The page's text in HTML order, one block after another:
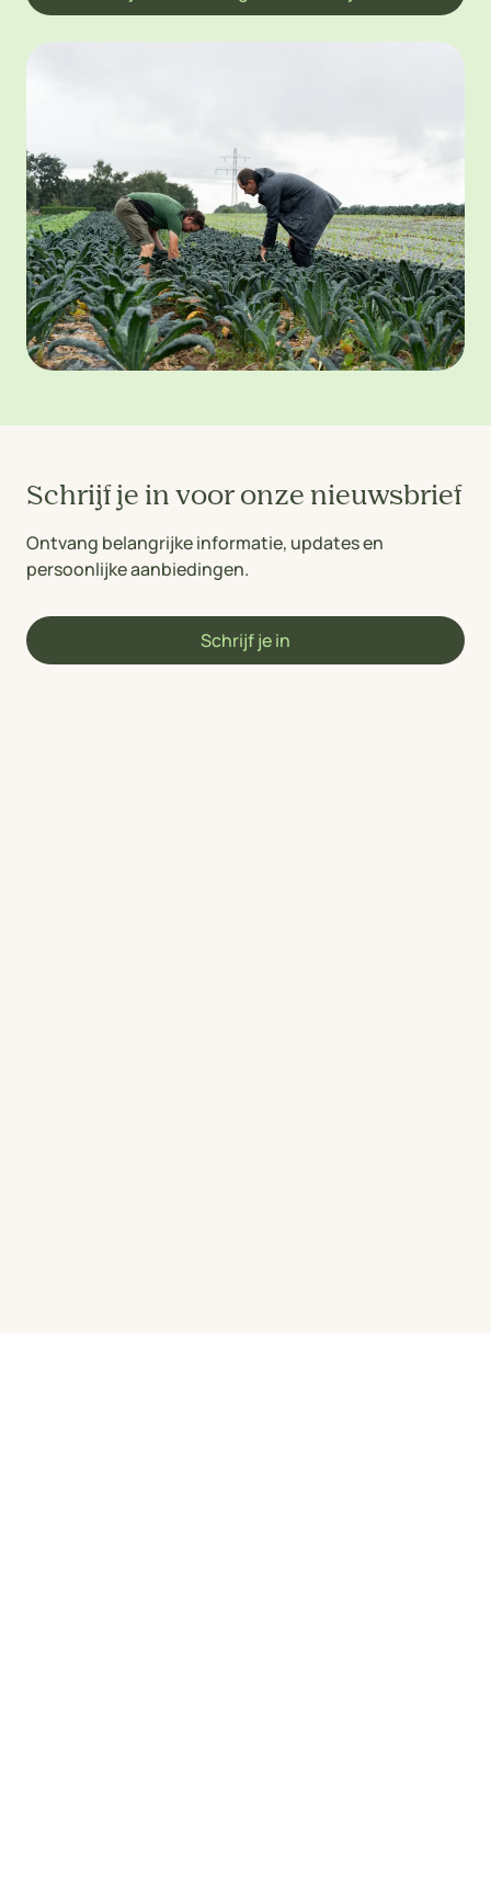
Schrijf je in voor onze nieuwsbrief
Ontvang belangrijke informatie, updates en
persoonlijke aanbiedingen.
Schrijf je in